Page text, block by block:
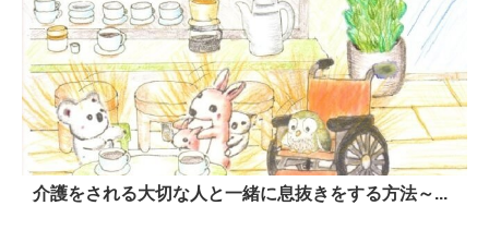
介護をされる大切な人と一緒に息抜きをする方法～...